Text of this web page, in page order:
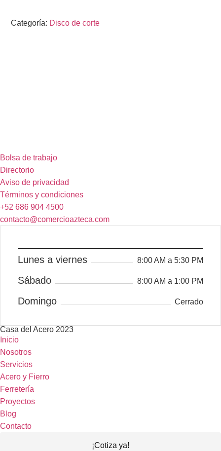
Categoría: Disco de corte
Bolsa de trabajo
Directorio
Aviso de privacidad
Términos y condiciones
+52 686 904 4500
contacto@comercioazteca.com
Lunes a viernes 8:00 AM a 5:30 PM
Sábado 8:00 AM a 1:00 PM
Domingo Cerrado
Casa del Acero 2023
Inicio
Nosotros
Servicios
Acero y Fierro
Ferretería
Proyectos
Blog
Contacto
¡Cotiza ya!